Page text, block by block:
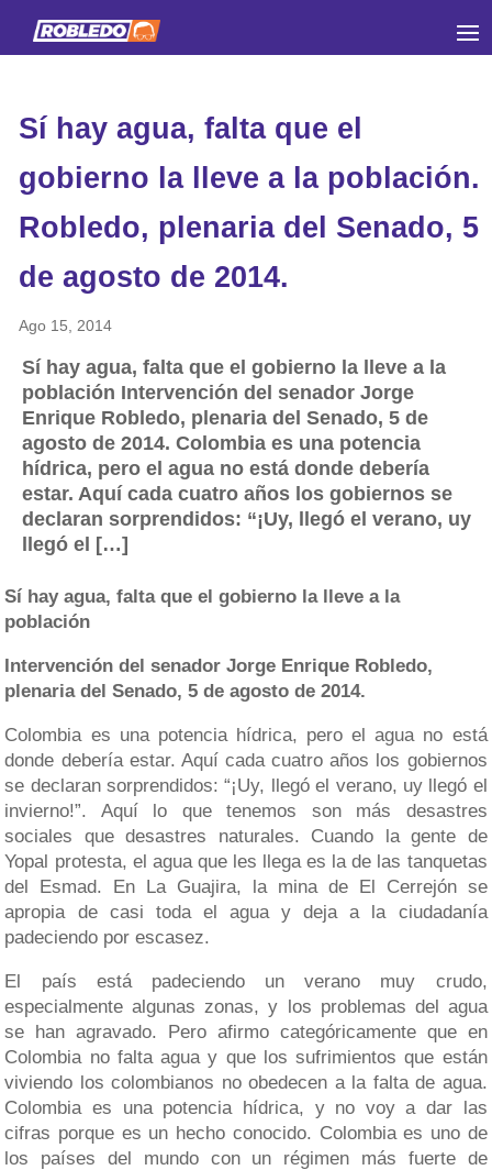
Sí hay agua, falta que el
gobierno la lleve a la población.
Robledo, plenaria del Senado, 5
de agosto de 2014.
Ago 15, 2014
Sí hay agua, falta que el gobierno la lleve a la
población Intervención del senador Jorge
Enrique Robledo, plenaria del Senado, 5 de
agosto de 2014. Colombia es una potencia
hídrica, pero el agua no está donde debería
estar. Aquí cada cuatro años los gobiernos se
declaran sorprendidos: “¡Uy, llegó el verano, uy
llegó el […]
Sí hay agua, falta que el gobierno la lleve a la
población
Intervención del senador Jorge Enrique Robledo,
plenaria del Senado, 5 de agosto de 2014.
Colombia es una potencia hídrica, pero el agua no está
donde debería estar. Aquí cada cuatro años los gobiernos
se declaran sorprendidos: “¡Uy, llegó el verano, uy llegó el
invierno!”. Aquí lo que tenemos son más desastres
sociales que desastres naturales. Cuando la gente de
Yopal protesta, el agua que les llega es la de las tanquetas
del Esmad. En La Guajira, la mina de El Cerrejón se
apropia de casi toda el agua y deja a la ciudadanía
padeciendo por escasez.
El país está padeciendo un verano muy crudo,
especialmente algunas zonas, y los problemas del agua
se han agravado. Pero afirmo categóricamente que en
Colombia no falta agua y que los sufrimientos que están
viviendo los colombianos no obedecen a la falta de agua.
Colombia es una potencia hídrica, y no voy a dar las
cifras porque es un hecho conocido. Colombia es uno de
los países del mundo con un régimen más fuerte de